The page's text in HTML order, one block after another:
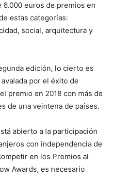
euros de premios en
estas categorías:
social, arquitectura y
edición, lo cierto es
por el éxito de
premio en 2018 con más de
de una veintena de países.
abierto a la participación
con independencia de
en los Premios al
Awards, es necesario